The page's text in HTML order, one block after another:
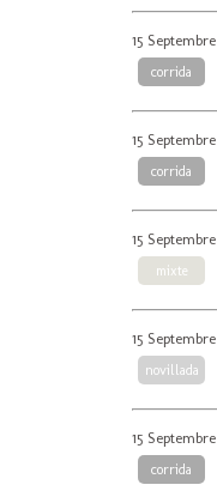
15 Septembre
corrida
15 Septembre
corrida
15 Septembre
mixte
15 Septembre
novillada
15 Septembre
corrida